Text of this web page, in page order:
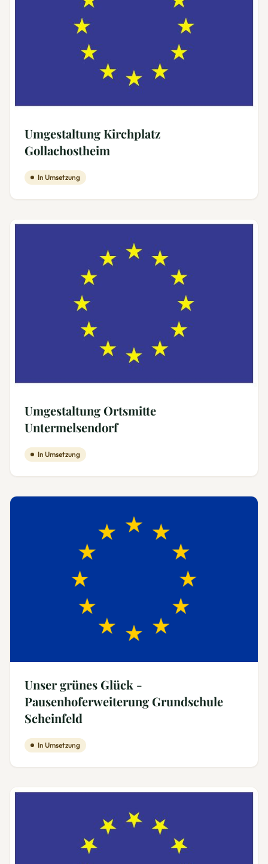
Umgestaltung Kirchplatz
Gollachostheim
In Umsetzung
Umgestaltung Ortsmitte
Untermelsendorf
In Umsetzung
Unser grünes Glück -
Pausenhoferweiterung Grundschule
Scheinfeld
In Umsetzung